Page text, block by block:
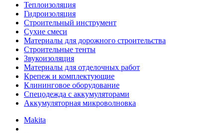
Теплоизоляция
Гидроизоляция
Строительный инструмент
Сухие смеси
Материалы для дорожного строительства
Строительные тенты
Звукоизоляция
Материалы для отделочных работ
Крепеж и комплектующие
Клининговое оборудование
Спецодежда с аккумуляторами
Аккумуляторная микроволновка
Makita